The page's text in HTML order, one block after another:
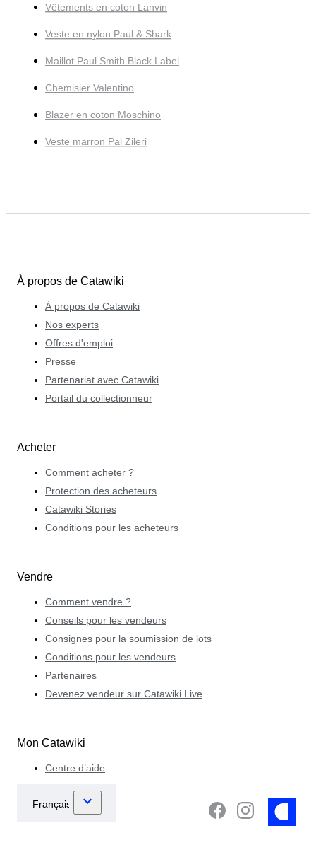
Vêtements en coton Lanvin
Veste en nylon Paul & Shark
Maillot Paul Smith Black Label
Chemisier Valentino
Blazer en coton Moschino
Veste marron Pal Zileri
À propos de Catawiki
À propos de Catawiki
Nos experts
Offres d'emploi
Presse
Partenariat avec Catawiki
Portail du collectionneur
Acheter
Comment acheter ?
Protection des acheteurs
Catawiki Stories
Conditions pour les acheteurs
Vendre
Comment vendre ?
Conseils pour les vendeurs
Consignes pour la soumission de lots
Conditions pour les vendeurs
Partenaires
Devenez vendeur sur Catawiki Live
Mon Catawiki
Centre d’aide